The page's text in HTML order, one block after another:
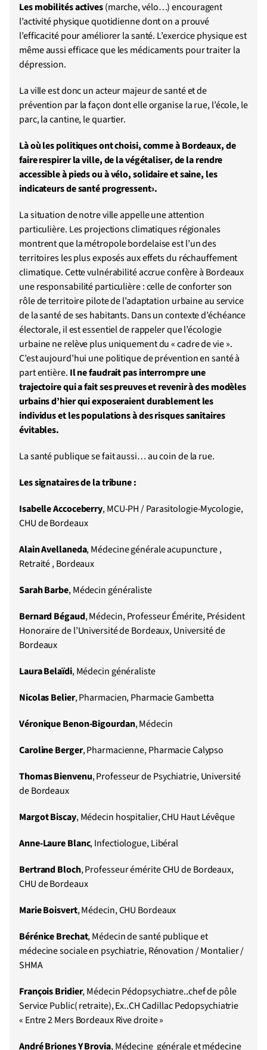
Les mobilités actives(marche, vélo…) encouragent
l’activité physique quotidienne dont on a prouvé
l’efficacité pour améliorer la santé. L’exercice physique est
même aussi efficace que les médicaments pour traiter la
dépression.
La ville est donc un acteur majeur de santé et de
prévention par la façon dont elle organise la rue, l’école, le
parc, la cantine, le quartier.
Là où les politiques ont choisi, comme à Bordeaux, de
faire respirer la ville, de la végétaliser, de la rendre
accessible à pieds ou à vélo, solidaire et saine, les
indicateurs de santé progressent3.
La situation de notre ville appelle une attention
particulière. Les projections climatiques régionales
montrent que la métropole bordelaise est l’un des
territoires les plus exposés aux effets du réchauffement
climatique. Cette vulnérabilité accrue confère à Bordeaux
une responsabilité particulière : celle de conforter son
rôle de territoire pilote de l’adaptation urbaine au service
de la santé de ses habitants. Dans un contexte d’échéance
électorale, il est essentiel de rappeler que l’écologie
urbaine ne relève plus uniquement du « cadre de vie ».
C’est aujourd’hui une politique de prévention en santé à
part entière. Il ne faudrait pas interrompre une
trajectoire qui a fait ses preuves et revenir à des modèles
urbains d’hier qui exposeraient durablement les
individus et les populations à des risques sanitaires
évitables.
La santé publique se fait aussi… au coin de la rue.
Les signataires de la tribune :
Isabelle Accoceberry, MCU-PH / Parasitologie-Mycologie,
CHU de Bordeaux
Alain Avellaneda, Médecine générale acupuncture ,
Retraité , Bordeaux
Sarah Barbe, Médecin généraliste
Bernard Bégaud, Médecin, Professeur Émérite, Président
Honoraire de l’Université de Bordeaux, Université de
Bordeaux
Laura Belaïdi, Médecin généraliste
Nicolas Belier, Pharmacien, Pharmacie Gambetta
Véronique Benon-Bigourdan, Médecin
Caroline Berger, Pharmacienne, Pharmacie Calypso
Thomas Bienvenu, Professeur de Psychiatrie, Université
de Bordeaux
Margot Biscay, Médecin hospitalier, CHU Haut Lévêque
Anne-Laure Blanc, Infectiologue, Libéral
Bertrand Bloch, Professeur émérite CHU de Bordeaux,
CHU de Bordeaux
Marie Boisvert, Médecin, CHU Bordeaux
Bérénice Brechat, Médecin de santé publique et
médecine sociale en psychiatrie, Rénovation / Montalier /
SHMA
François Bridier, Médecin Pédopsychiatre..chef de pôle
Service Public( retraite), Ex..CH Cadillac Pedopsychiatrie
« Entre 2 Mers Bordeaux Rive droite »
AndréBriones Y Brovia, Médecine générale et médecine